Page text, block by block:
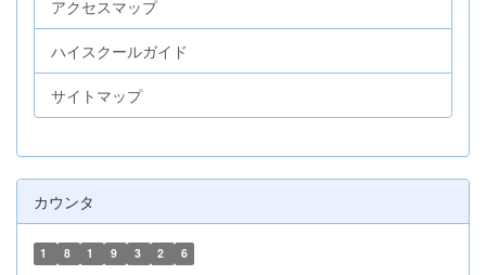
アクセスマップ
ハイスクールガイド
サイトマップ
カウンタ
1 8 1 9 3 2 6